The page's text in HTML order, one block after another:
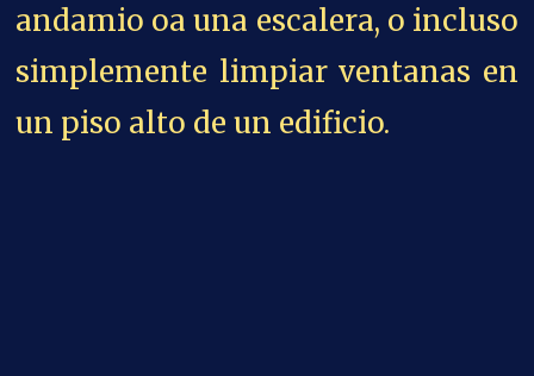
andamio oa una escalera, o incluso
simplemente limpiar ventanas en
un piso alto de un edificio.